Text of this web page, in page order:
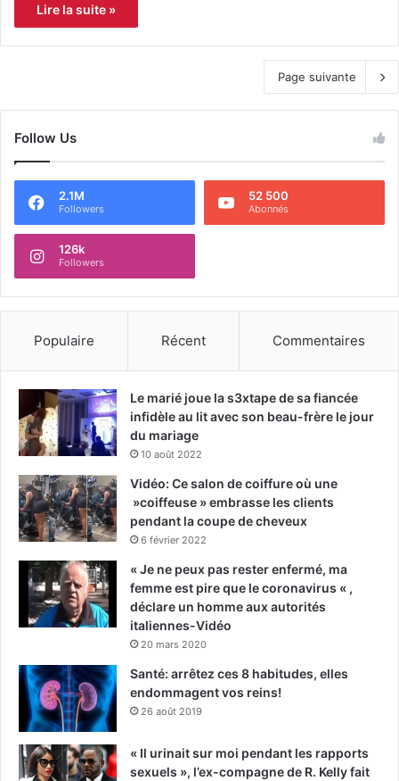
Lire la suite »
Page suivante
Follow Us
2.1M
Followers
52 500
Abonnés
126k
Followers
Populaire Récent Commentaires
Le marié joue la s3xtape de sa fiancée
infidèle au lit avec son beau-frère le jour
du mariage
10 août 2022
Vidéo: Ce salon de coiffure où une
»coiffeuse » embrasse les clients
pendant la coupe de cheveux
6 février 2022
« Je ne peux pas rester enfermé, ma
femme est pire que le coronavirus « ,
déclare un homme aux autorités
italiennes-Vidéo
20 mars 2020
Santé: arrêtez ces 8 habitudes, elles
endommagent vos reins!
26 août 2019
« Il urinait sur moi pendant les rapports
sexuels », l’ex-compagne de R. Kelly fait